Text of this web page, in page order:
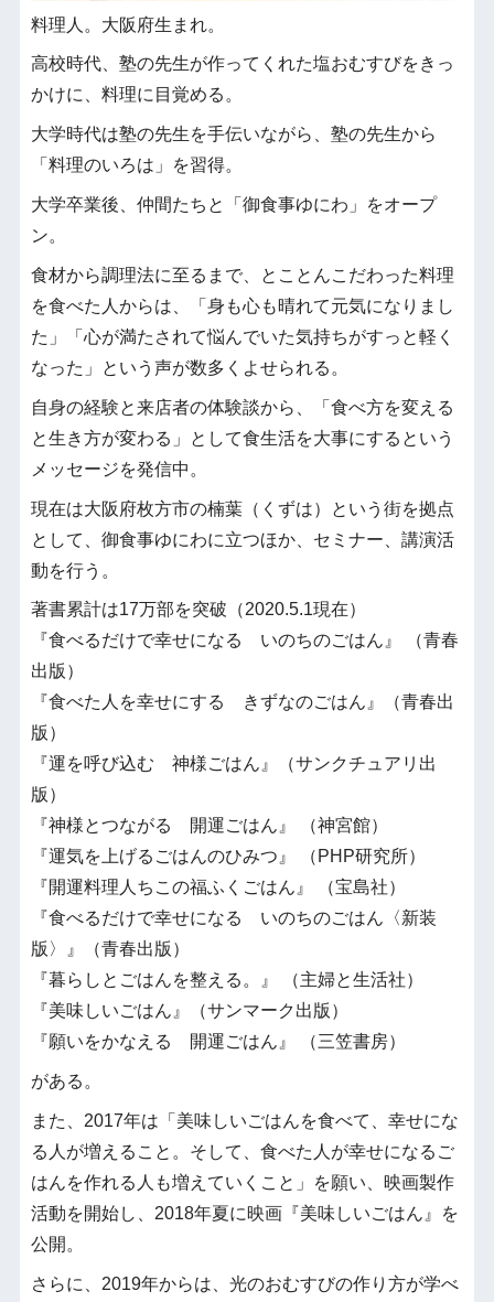
料理人。大阪府生まれ。
高校時代、塾の先生が作ってくれた塩おむすびをきっ
かけに、料理に目覚める。
大学時代は塾の先生を手伝いながら、塾の先生から
「料理のいろは」を習得。
大学卒業後、仲間たちと「御食事ゆにわ」をオープ
ン。
食材から調理法に至るまで、とことんこだわった料理
を食べた人からは、「身も心も晴れて元気になりまし
た」「心が満たされて悩んでいた気持ちがすっと軽く
なった」という声が数多くよせられる。
自身の経験と来店者の体験談から、「食べ方を変える
と生き方が変わる」として食生活を大事にするという
メッセージを発信中。
現在は大阪府枚方市の楠葉（くずは）という街を拠点
として、御食事ゆにわに立つほか、セミナー、講演活
動を行う。
著書累計は17万部を突破（2020.5.1現在）
『食べるだけで幸せになる いのちのごはん』 （青春
出版）
『食べた人を幸せにする きずなのごはん』（青春出
版）
『運を呼び込む 神様ごはん』（サンクチュアリ出
版）
『神様とつながる 開運ごはん』 （神宮館）
『運気を上げるごはんのひみつ』 （PHP研究所）
『開運料理人ちこの福ふくごはん』 （宝島社）
『食べるだけで幸せになる いのちのごはん〈新装
版〉』（青春出版）
『暮らしとごはんを整える。』 （主婦と生活社）
『美味しいごはん』（サンマーク出版）
『願いをかなえる 開運ごはん』 （三笠書房）
がある。
また、2017年は「美味しいごはんを食べて、幸せにな
る人が増えること。そして、食べた人が幸せになるご
はんを作れる人も増えていくこと」を願い、映画製作
活動を開始し、2018年夏に映画『美味しいごはん』を
公開。
さらに、2019年からは、光のおむすびの作り方が学べ